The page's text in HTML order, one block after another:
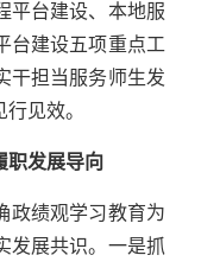
平台建设、本地服
台建设五项重点工
干担当服务师生发
见效。
职发展导向
政绩观学习教育为
发展共识。一是抓